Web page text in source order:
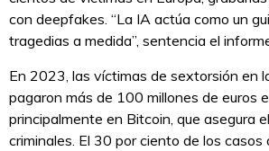
con deepfakes. “La IA actúa como un
tragedias a medida”, sentencia el
En 2023, las víctimas de sextorsión en
pagaron más de 100 millones de euros
principalmente en Bitcoin, que asegura
criminales. El 30 por ciento de los casos